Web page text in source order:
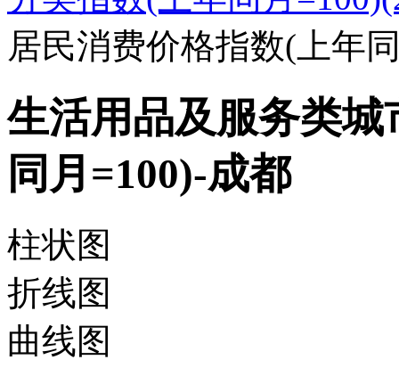
居民消费价格指数(上年
生活用品及服务类
同月=100)-成都
柱状图
折线图
曲线图